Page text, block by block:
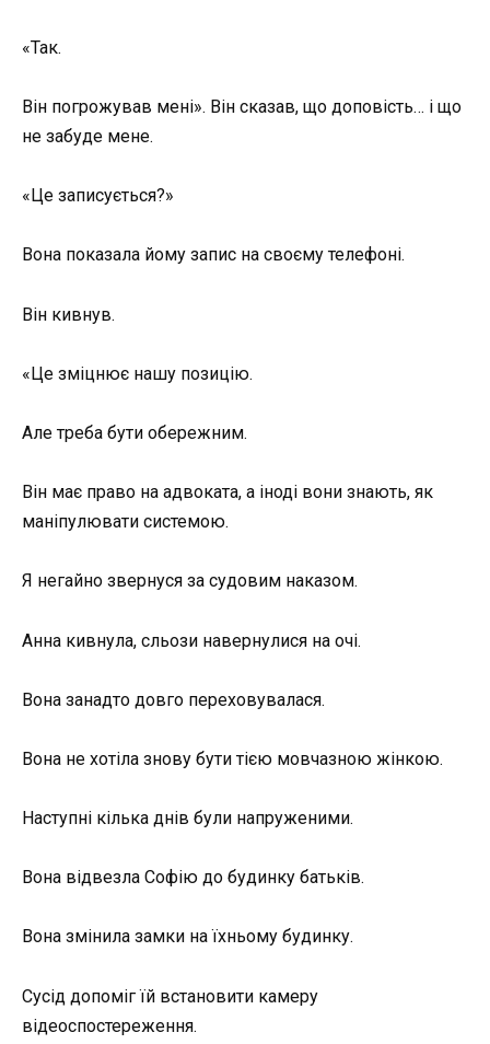
«Так.
Він погрожував мені». Він сказав, що доповість… і що
не забуде мене.
«Це записується?»
Вона показала йому запис на своєму телефоні.
Він кивнув.
«Це зміцнює нашу позицію.
Але треба бути обережним.
Він має право на адвоката, а іноді вони знають, як
маніпулювати системою.
Я негайно звернуся за судовим наказом.
Анна кивнула, сльози навернулися на очі.
Вона занадто довго переховувалася.
Вона не хотіла знову бути тією мовчазною жінкою.
Наступні кілька днів були напруженими.
Вона відвезла Софію до будинку батьків.
Вона змінила замки на їхньому будинку.
Сусід допоміг їй встановити камеру
відеоспостереження.